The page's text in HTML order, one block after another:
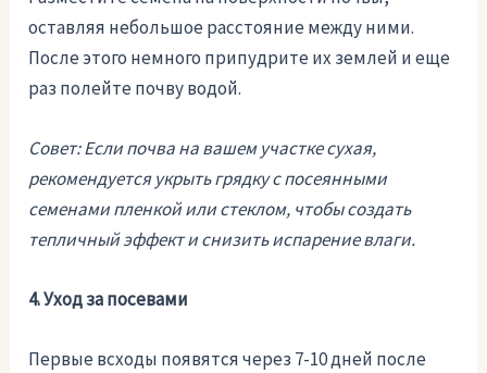
оставляя небольшое расстояние между ними.
После этого немного припудрите их землей и еще
раз полейте почву водой.
Совет: Если почва на вашем участке сухая,
рекомендуется укрыть грядку с посеянными
семенами пленкой или стеклом, чтобы создать
тепличный эффект и снизить испарение влаги.
4. Уход за посевами
Первые всходы появятся через 7-10 дней после